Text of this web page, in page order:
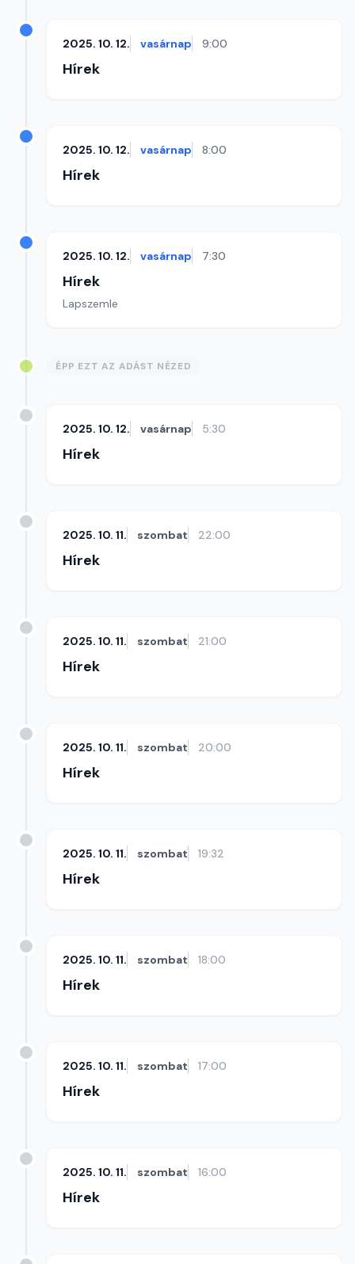
2025. 10. 12. vasárnap 9:00
Hírek
2025. 10. 12. vasárnap 8:00
Hírek
2025. 10. 12. vasárnap 7:30
Hírek
Lapszemle
ÉPP EZT AZ ADÁST NÉZED
2025. 10. 12. vasárnap 5:30
Hírek
2025. 10. 11. szombat 22:00
Hírek
2025. 10. 11. szombat 21:00
Hírek
2025. 10. 11. szombat 20:00
Hírek
2025. 10. 11. szombat 19:32
Hírek
2025. 10. 11. szombat 18:00
Hírek
2025. 10. 11. szombat 17:00
Hírek
2025. 10. 11. szombat 16:00
Hírek